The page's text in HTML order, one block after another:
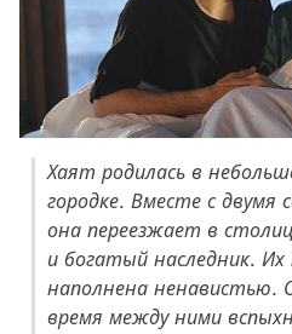
Хаят родилась в
городке. Вместе с двумя
она переезжает в
и богатый наследник.
наполнена ненавистью.
время между ними